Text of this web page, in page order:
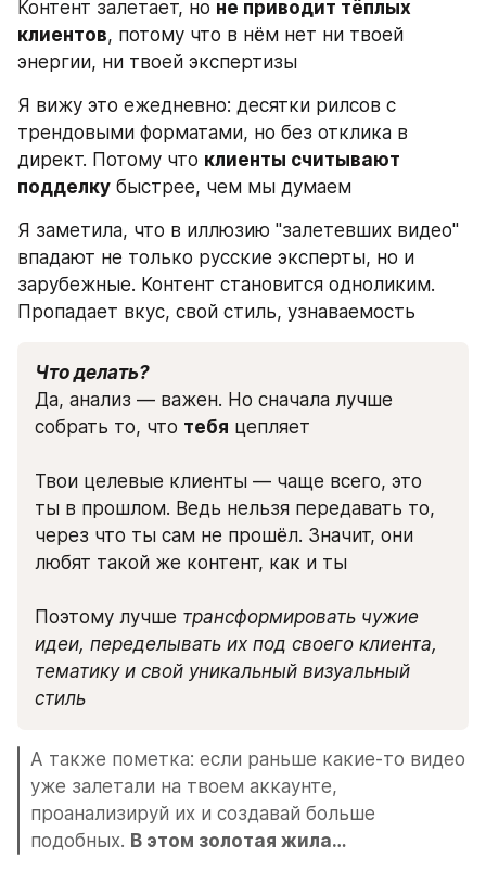
Контент залетает, но не приводит тёплых
клиентов, потому что в нём нет ни твоей
энергии, ни твоей экспертизы
Я вижу это ежедневно: десятки рилсов с
трендовыми форматами, но без отклика в
директ. Потому что клиенты считывают
подделку быстрее, чем мы думаем
Я заметила, что в иллюзию "залетевших видео"
впадают не только русские эксперты, но и
зарубежные. Контент становится одноликим.
Пропадает вкус, свой стиль, узнаваемость
Что делать?
Да, анализ — важен. Но сначала лучше
собрать то, что тебя цепляет
Твои целевые клиенты — чаще всего, это
ты в прошлом. Ведь нельзя передавать то,
через что ты сам не прошёл. Значит, они
любят такой же контент, как и ты
Поэтому лучше трансформировать чужие
идеи, переделывать их под своего клиента,
тематику и свой уникальный визуальный
стиль
А также пометка: если раньше какие-то видео
уже залетали на твоем аккаунте,
проанализируй их и создавай больше
подобных. В этом золотая жила…